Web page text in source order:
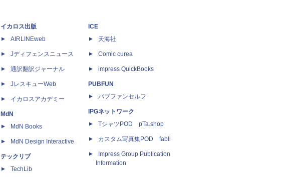
イカロス出版
AIRLINEweb
Jディフェンスニュース
通訳翻訳ジャーナル
JレスキューWeb
イカロスアカデミー
MdN
MdN Books
MdN Design Interactive
テックリブ
TechLib
ICE
天海社
Comic curea
impress QuickBooks
PUBFUN
パブファンセルフ
IPGネットワーク
TシャツPOD pTa.shop
カスタム写真集POD fabli
Impress Group Publication
Information